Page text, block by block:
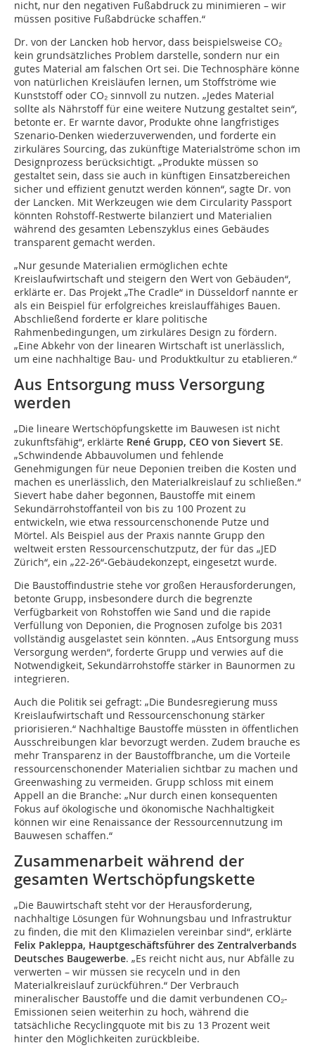
nicht, nur den negativen Fußabdruck zu minimieren – wir
müssen positive Fußabdrücke schaffen.“
Dr. von der Lancken hob hervor, dass beispielsweise CO₂
kein grundsätzliches Problem darstelle, sondern nur ein
gutes Material am falschen Ort sei. Die Technosphäre könne
von natürlichen Kreisläufen lernen, um Stoffströme wie
Kunststoff oder CO₂ sinnvoll zu nutzen. „Jedes Material
sollte als Nährstoff für eine weitere Nutzung gestaltet sein“,
betonte er. Er warnte davor, Produkte ohne langfristiges
Szenario-Denken wiederzuverwenden, und forderte ein
zirkuläres Sourcing, das zukünftige Materialströme schon im
Designprozess berücksichtigt. „Produkte müssen so
gestaltet sein, dass sie auch in künftigen Einsatzbereichen
sicher und effizient genutzt werden können“, sagte Dr. von
der Lancken. Mit Werkzeugen wie dem Circularity Passport
könnten Rohstoff-Restwerte bilanziert und Materialien
während des gesamten Lebenszyklus eines Gebäudes
transparent gemacht werden.
„Nur gesunde Materialien ermöglichen echte
Kreislaufwirtschaft und steigern den Wert von Gebäuden“,
erklärte er. Das Projekt „The Cradle“ in Düsseldorf nannte er
als ein Beispiel für erfolgreiches kreislauffähiges Bauen.
Abschließend forderte er klare politische
Rahmenbedingungen, um zirkuläres Design zu fördern.
„Eine Abkehr von der linearen Wirtschaft ist unerlässlich,
um eine nachhaltige Bau- und Produktkultur zu etablieren.“
Aus Entsorgung muss Versorgung
werden
„Die lineare Wertschöpfungskette im Bauwesen ist nicht
zukunftsfähig“, erklärte René Grupp, CEO von Sievert SE.
„Schwindende Abbauvolumen und fehlende
Genehmigungen für neue Deponien treiben die Kosten und
machen es unerlässlich, den Materialkreislauf zu schließen.“
Sievert habe daher begonnen, Baustoffe mit einem
Sekundärrohstoffanteil von bis zu 100 Prozent zu
entwickeln, wie etwa ressourcenschonende Putze und
Mörtel. Als Beispiel aus der Praxis nannte Grupp den
weltweit ersten Ressourcenschutzputz, der für das „JED
Zürich“, ein „22-26“-Gebäudekonzept, eingesetzt wurde.
Die Baustoffindustrie stehe vor großen Herausforderungen,
betonte Grupp, insbesondere durch die begrenzte
Verfügbarkeit von Rohstoffen wie Sand und die rapide
Verfüllung von Deponien, die Prognosen zufolge bis 2031
vollständig ausgelastet sein könnten. „Aus Entsorgung muss
Versorgung werden“, forderte Grupp und verwies auf die
Notwendigkeit, Sekundärrohstoffe stärker in Baunormen zu
integrieren.
Auch die Politik sei gefragt: „Die Bundesregierung muss
Kreislaufwirtschaft und Ressourcenschonung stärker
priorisieren.“ Nachhaltige Baustoffe müssten in öffentlichen
Ausschreibungen klar bevorzugt werden. Zudem brauche es
mehr Transparenz in der Baustoffbranche, um die Vorteile
ressourcenschonender Materialien sichtbar zu machen und
Greenwashing zu vermeiden. Grupp schloss mit einem
Appell an die Branche: „Nur durch einen konsequenten
Fokus auf ökologische und ökonomische Nachhaltigkeit
können wir eine Renaissance der Ressourcennutzung im
Bauwesen schaffen.“
Zusammenarbeit während der
gesamten Wertschöpfungskette
„Die Bauwirtschaft steht vor der Herausforderung,
nachhaltige Lösungen für Wohnungsbau und Infrastruktur
zu finden, die mit den Klimazielen vereinbar sind“, erklärte
Felix Pakleppa, Hauptgeschäftsführer des Zentralverbands
Deutsches Baugewerbe. „Es reicht nicht aus, nur Abfälle zu
verwerten – wir müssen sie recyceln und in den
Materialkreislauf zurückführen.“ Der Verbrauch
mineralischer Baustoffe und die damit verbundenen CO₂-
Emissionen seien weiterhin zu hoch, während die
tatsächliche Recyclingquote mit bis zu 13 Prozent weit
hinter den Möglichkeiten zurückbleibe.